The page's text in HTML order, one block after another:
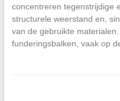
concentreren tegenstrijdige
structurele weerstand en,
van de gebruikte
funderingsbalken, vaak op